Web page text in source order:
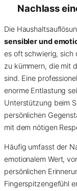
Nachlass
Die
sensibler und
es oft schwierig, sich
zu kümmern, die mit
sind. Eine
enorme Entlastung
Unterstützung beim
persönlichen
mit dem nötigen
Häufig umfasst der
emotionalem Wert,
persönlichen
Fingerspitzengefühl